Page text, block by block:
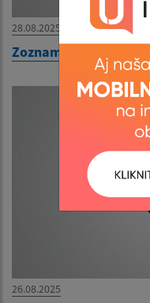
28.08.2025
Zoznam daňových
26.08.2025